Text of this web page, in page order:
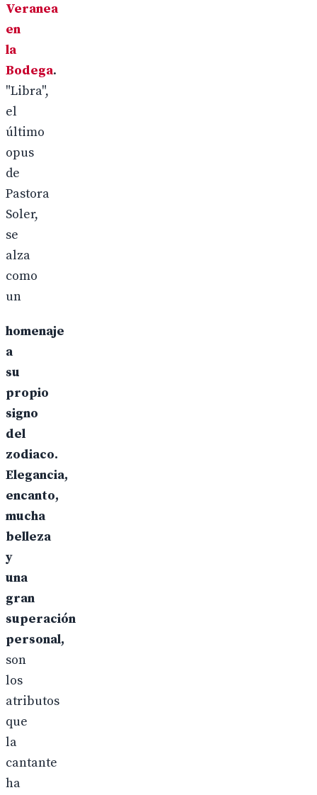
Veranea
en
la
Bodega.
"Libra",
el
último
opus
de
Pastora
Soler,
se
alza
como
un
homenaje
a
su
propio
signo
del
zodiaco.
Elegancia,
encanto,
mucha
belleza
y
una
gran
superación
personal,
son
los
atributos
que
la
cantante
ha